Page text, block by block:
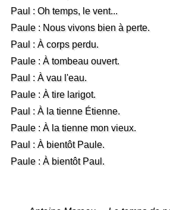
Paul : Oh temps, le vent...
Paule : Nous vivons bien à perte.
Paul : À corps perdu.
Paule : À tombeau ouvert.
Paul : À vau l'eau.
Paule : À tire larigot.
Paul : À la tienne Étienne.
Paule : À la tienne mon vieux.
Paul : À bientôt Paule.
Paule : À bientôt Paul.